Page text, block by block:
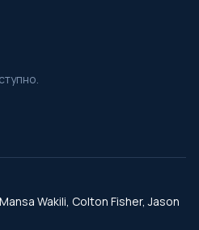
Wakili, Colton Fisher, Jason